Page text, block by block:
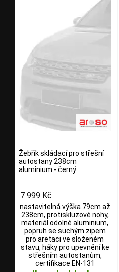
Žebřík skládací pro střešní
autostany 238cm
aluminium - černý
7 999 Kč
nastavitelná výška 79cm až
238cm, protiskluzové nohy,
materiál odolné aluminium,
popruh se suchým zipem
pro aretaci ve složeném
stavu, háky pro upevnění ke
střešním autostanům,
certifikace EN-131